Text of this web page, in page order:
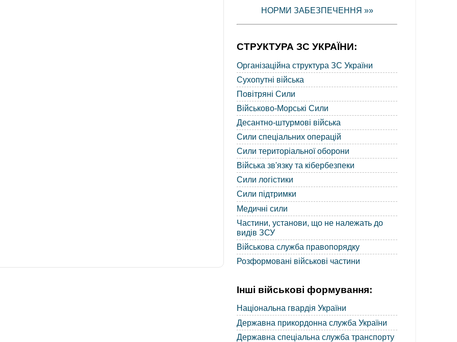
НОРМИ ЗАБЕЗПЕЧЕННЯ »»
СТРУКТУРА ЗС УКРАЇНИ:
Організаційна структура ЗС України
Сухопутні війська
Повітряні Сили
Військово-Морські Сили
Десантно-штурмові війська
Сили спеціальних операцій
Сили територіальної оборони
Війська зв'язку та кібербезпеки
Сили логістики
Сили підтримки
Медичні сили
Частини, установи, що не належать до
видів ЗСУ
Військова служба правопорядку
Розформовані військові частини
Інші військові формування:
Національна гвардія України
Державна прикордонна служба України
Державна спеціальна служба транспорту